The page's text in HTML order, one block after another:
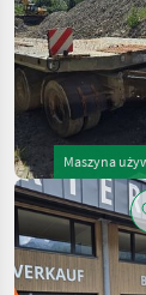
Sonstige
1
MARKETPLACE
Marketplace
Maszyna